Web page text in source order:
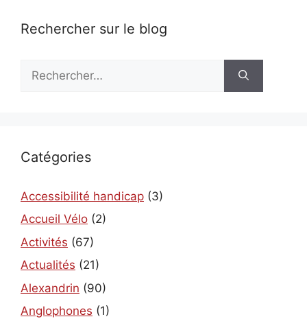
Rechercher sur le blog
Catégories
Accessibilité handicap (3)
Accueil Vélo (2)
Activités (67)
Actualités (21)
Alexandrin (90)
Anglophones (1)